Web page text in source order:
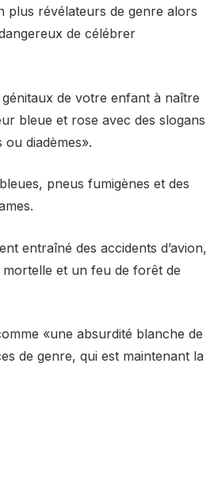
plus révélateurs de genre alors
de célébrer
de votre enfant à naître
bleue et rose avec des slogans
diadèmes».
, pneus fumigènes et des
.
entraîné des accidents d’avion,
et un feu de forêt de
«une absurdité blanche de
de genre, qui est maintenant la